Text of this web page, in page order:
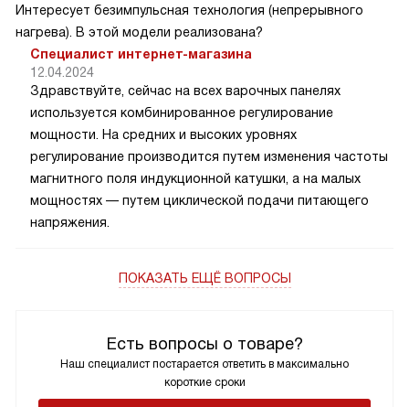
Есть вопросы о товаре?
Наш специалист постарается ответить в максимально
короткие сроки
Интересует безимпульсная технология (непрерывного
нагрева). В этой модели реализована?
Специалист интернет-магазина
12.04.2024
Здравствуйте, сейчас на всех варочных панелях
используется комбинированное регулирование
мощности. На средних и высоких уровнях
регулирование производится путем изменения частоты
магнитного поля индукционной катушки, а на малых
мощностях — путем циклической подачи питающего
напряжения.
ПОКАЗАТЬ ЕЩЁ ВОПРОСЫ